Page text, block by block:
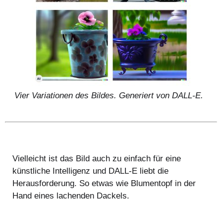
Vier Variationen des Bildes. Generiert von DALL-E.
Vielleicht ist das Bild auch zu einfach für eine
künstliche Intelligenz und DALL-E liebt die
Herausforderung. So etwas wie Blumentopf in der
Hand eines lachenden Dackels.